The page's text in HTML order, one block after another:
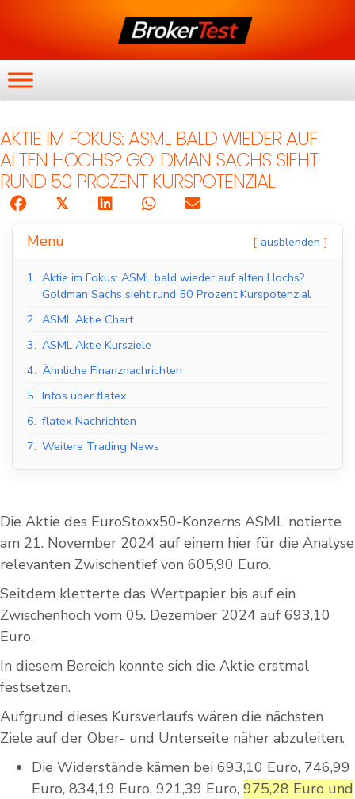
AKTIE IM FOKUS: ASML BALD WIEDER AUF
ALTEN HOCHS? GOLDMAN SACHS SIEHT
RUND 50 PROZENT KURSPOTENZIAL
𝕏
Menu ausblenden
1. Aktie im Fokus: ASML bald wieder auf alten Hochs?
Goldman Sachs sieht rund 50 Prozent Kurspotenzial
2. ASML Aktie Chart
3. ASML Aktie Kursziele
4. Ähnliche Finanznachrichten
5. Infos über flatex
6. flatex Nachrichten
7. Weitere Trading News
Die Aktie des EuroStoxx50-Konzerns ASML notierte
am 21. November 2024 auf einem hier für die Analyse
relevanten Zwischentief von 605,90 Euro.
Seitdem kletterte das Wertpapier bis auf ein
Zwischenhoch vom 05. Dezember 2024 auf 693,10
Euro.
In diesem Bereich konnte sich die Aktie erstmal
festsetzen.
Aufgrund dieses Kursverlaufs wären die nächsten
Ziele auf der Ober- und Unterseite näher abzuleiten.
Die Widerstände kämen bei 693,10 Euro, 746,99
Euro, 834,19 Euro, 921,39 Euro, 975,28 Euro und